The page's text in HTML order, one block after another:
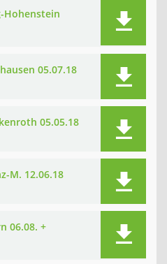
Hohenstein
05.07.18
05.05.18
M. 12.06.18
06.08. +